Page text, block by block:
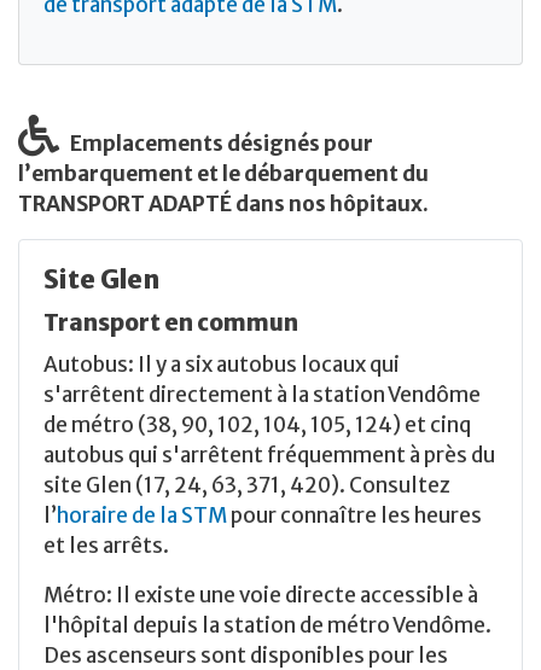
Emplacements désignés pour
l’embarquement et le débarquement du
TRANSPORT ADAPTÉ dans nos hôpitaux.
Site Glen
Transport en commun
Autobus: Il y a six autobus locaux qui
s'arrêtent directement à la station Vendôme
de métro (38, 90, 102, 104, 105, 124) et cinq
autobus qui s'arrêtent fréquemment à près du
site Glen (17, 24, 63, 371, 420). Consultez
l’horaire de la STMpour connaître les heures
et les arrêts.
Métro: Il existe une voie directe accessible à
l'hôpital depuis la station de métro Vendôme.
Des ascenseurs sont disponibles pour les